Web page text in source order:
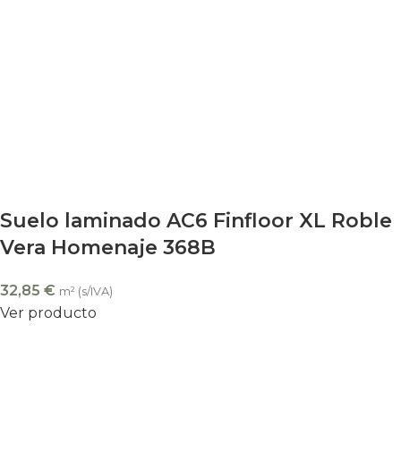
Suelo laminado AC6 Finfloor XL Roble
Vera Homenaje 368B
32,85 € m² (s/IVA)
Ver producto